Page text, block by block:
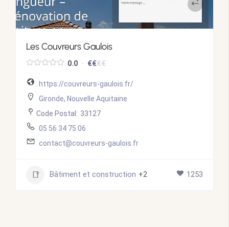
Les Couvreurs Gaulois
0.0 €€€€
https://couvreurs-gaulois.fr/
Gironde, Nouvelle Aquitaine
Code Postal: 33127
05 56 34 75 06
contact@couvreurs-gaulois.fr
Bâtiment et construction +2 1253